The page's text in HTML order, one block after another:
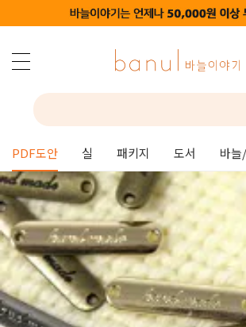
PDF도안 실 패키지 도서 바늘